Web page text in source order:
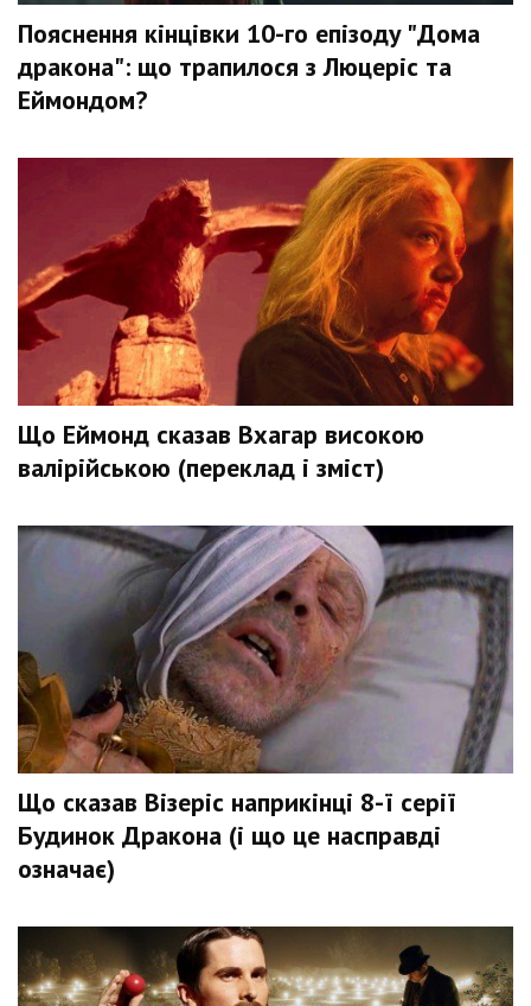
Пояснення кінцівки 10-го епізоду "Дома
дракона": що трапилося з Люцеріс та
Еймондом?
Що Еймонд сказав Вхагар високою
валірійською (переклад і зміст)
Що сказав Візеріс наприкінці 8-ї серії
Будинок Дракона (і що це насправді
означає)